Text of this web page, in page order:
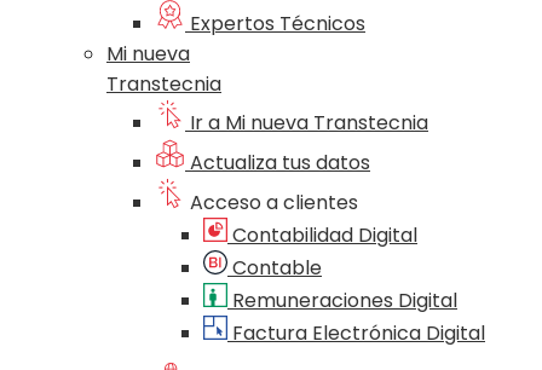
Expertos Técnicos
Mi nueva
Transtecnia
Ir a Mi nueva Transtecnia
Actualiza tus datos
Acceso a clientes
Contabilidad Digital
Contable
Remuneraciones Digital
Factura Electrónica Digital